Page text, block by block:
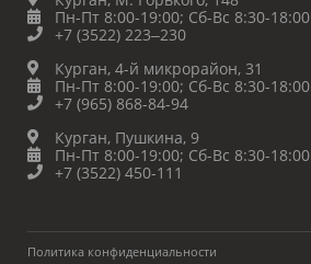
Пн-Пт 8:00-19:00; Сб-Вс 8:30-18:00
+7 (3522) 223‒230
Курган, 4-й микрорайон, 31
Пн-Пт 8:00-19:00; Сб-Вс 8:30-18:00
+7 (965) 868-84-94
Курган, Пушкина, 9
Пн-Пт 8:00-19:00; Сб-Вс 8:30-18:00
+7 (3522) 450-111
Политика конфиденциальности